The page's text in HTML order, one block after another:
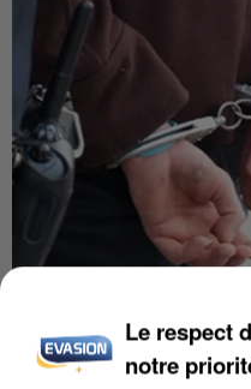
UN SECOND CADRE
INTERPELLÉ EN
Le respect
notre